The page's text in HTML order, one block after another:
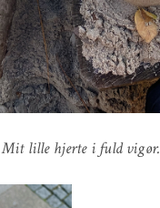
Mit lille hjerte i fuld vigør.